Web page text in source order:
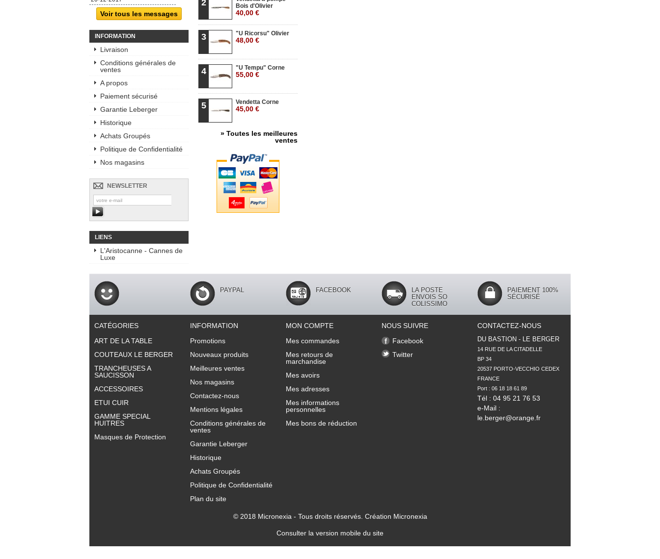
Voir tous les messages
INFORMATION
Livraison
Conditions générales de
ventes
A propos
Paiement sécurisé
Garantie Leberger
Historique
Achats Groupés
Politique de Confidentialité
Nos magasins
NEWSLETTER
LIENS
L'Aristocanne - Cannes de
Luxe
2
Bois d'Olivier
40,00 €
3 "U Ricorsu" Olivier
48,00 €
4 "U Tempu" Corne
55,00 €
5 Vendetta Corne
45,00 €
» Toutes les meilleures
ventes
PAYPAL FACEBOOK
LA POSTE
ENVOIS SO
COLISSIMO
PAIEMENT 100%
SÉCURISÉ
CATÉGORIES
ART DE LA TABLE
COUTEAUX LE BERGER
TRANCHEUSES A
SAUCISSON
ACCESSOIRES
ETUI CUIR
GAMME SPECIAL
HUITRES
Masques de Protection
INFORMATION
Promotions
Nouveaux produits
Meilleures ventes
Nos magasins
Contactez-nous
Mentions légales
Conditions générales de
ventes
Garantie Leberger
Historique
Achats Groupés
Politique de Confidentialité
Plan du site
MON COMPTE
Mes commandes
Mes retours de
marchandise
Mes avoirs
Mes adresses
Mes informations
personnelles
Mes bons de réduction
NOUS SUIVRE
Facebook
Twitter
CONTACTEZ-NOUS
DU BASTION - LE BERGER
14 RUE DE LA CITADELLE
BP 34
20537 PORTO-VECCHIO CEDEX
FRANCE
Tél : 04 95 21 76 53
e-Mail :
le.berger@orange.fr
© 2018 Micronexia- Tous droits réservés. Création Micronexia
Consulter la version mobile du site